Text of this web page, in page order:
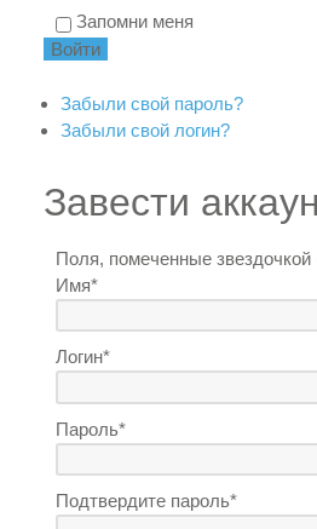
Запомни меня
Забыли свой пароль?
Забыли свой логин?
Завести
Поля, помеченные звездочкой
Имя*
Логин*
Пароль*
Подтвердите пароль*